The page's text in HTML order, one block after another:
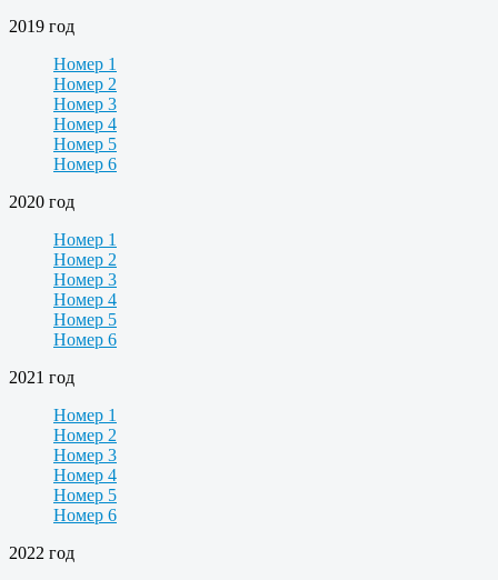
2019 год
Номер 1
Номер 2
Номер 3
Номер 4
Номер 5
Номер 6
2020 год
Номер 1
Номер 2
Номер 3
Номер 4
Номер 5
Номер 6
2021 год
Номер 1
Номер 2
Номер 3
Номер 4
Номер 5
Номер 6
2022 год